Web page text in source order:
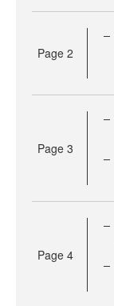
Page 2
Page 3
Page 4